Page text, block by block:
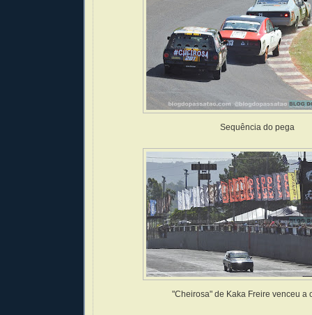
Sequência do pega
"Cheirosa" de Kaka Freire venceu a